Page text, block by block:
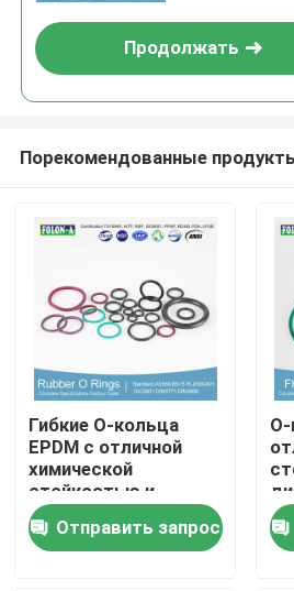
Главная страница
Продукция
Продолжать
Порекомендованные
Гибкие О-кольца
EPDM с отличной
химической
стойкостью и
хорошей
устойчивостью к УФ
Отправить запрос
О-